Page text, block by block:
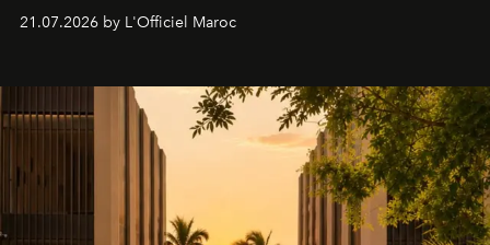
londonien et construite depuis autour d'un actif breveté,
21.07.2026 by L'Officiel Maroc